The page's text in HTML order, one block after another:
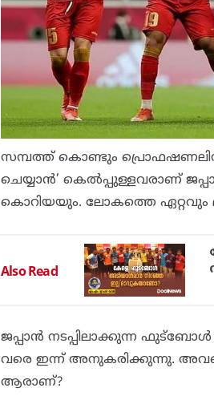
സമ്പത്ത് കൊണ്ടും
ചെയ്യാന്‍’ കെല്‍പ്പുള്ളവരാണ്
കൊറിയയും. ലോകത്തെ ഏറ്റവും
Also Read
ജപ്പാന്‍ നടപ്പിലാക്കുന്ന
വരെ ഇന്ന് അനുകരിക്കുന്നു.
ആരാണ്?